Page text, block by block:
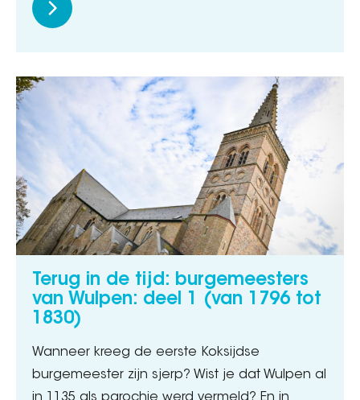
Terug in de tijd: burgemeesters
van Wulpen: deel 1 (van 1796 tot
1830)
Wanneer kreeg de eerste Koksijdse
burgemeester zijn sjerp? Wist je dat Wulpen al